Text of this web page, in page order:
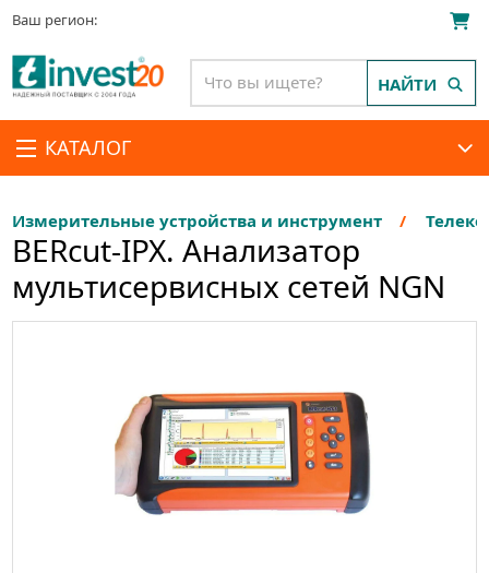
Ваш регион:
КАТАЛОГ
НАЙТИ
Измерительные устройства и инструмент
BERcut-IPX. Анализатор
мультисервисных сетей NGN